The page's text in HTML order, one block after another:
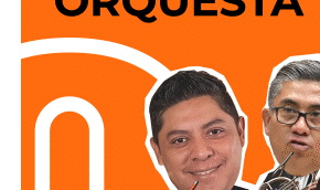
En ese contexto, la senadora Ruth
cuestionada sobre si consideraba
regulación que contribuyera a
periodístico.
Su respuesta fue breve y se centró
individual de quienes ejercen la